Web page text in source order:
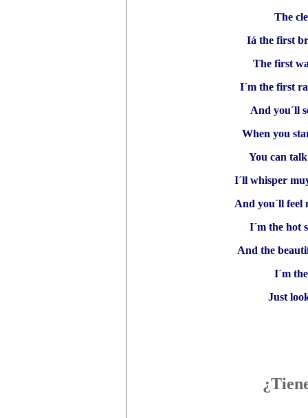
The
Iá the first
The first
I´m the first
And you´ll
When you
You can
I´ll whisper
And you´ll feel
I´m the hot
And the
I´m
Just